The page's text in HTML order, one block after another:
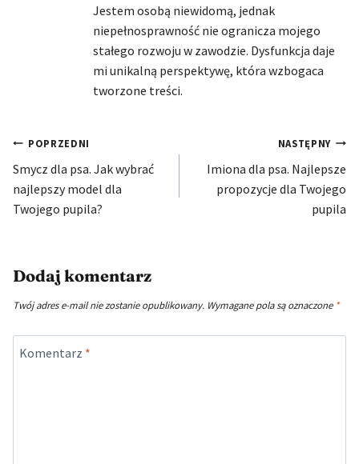
Jestem osobą niewidomą, jednak
niepełnosprawność nie ogranicza mojego
stałego rozwoju w zawodzie. Dysfunkcja daje
mi unikalną perspektywę, która wzbogaca
tworzone treści.
Nawigacja
wpisu
POPRZEDNI
Smycz dla psa. Jak wybrać
najlepszy model dla
Twojego pupila?
NASTĘPNY
Imiona dla psa. Najlepsze
propozycje dla Twojego
pupila
Dodaj komentarz
Twój adres e-mail nie zostanie opublikowany. Wymagane pola są oznaczone *
Komentarz *